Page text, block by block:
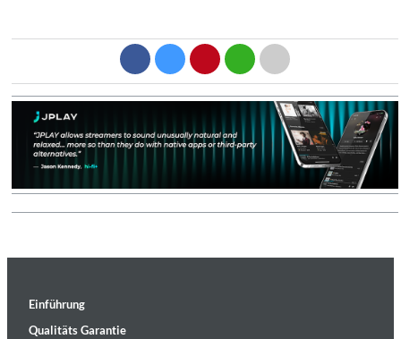
Einführung
Qualitäts Garantie